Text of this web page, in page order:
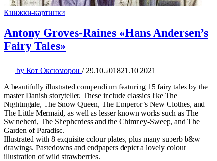
Книжки-картинки
Antony Groves-Raines «Hans Andersen’s
Fairy Tales»
by Кот Оксюморон / 29.10.201821.10.2021
A beautifully illustrated compendium featuring 15 fairy tales by the
master Danish storyteller. These include classics like The
Nightingale, The Snow Queen, The Emperor’s New Clothes, and
The Little Mermaid, as well as lesser known works such as The
Swineherd, The Shepherdess and the Chimney-Sweep, and The
Garden of Paradise.
Illustrated with 8 exquisite colour plates, plus many superb b&w
drawings. Pastedowns and endpapers depict a lovely colour
illustration of wild strawberries.